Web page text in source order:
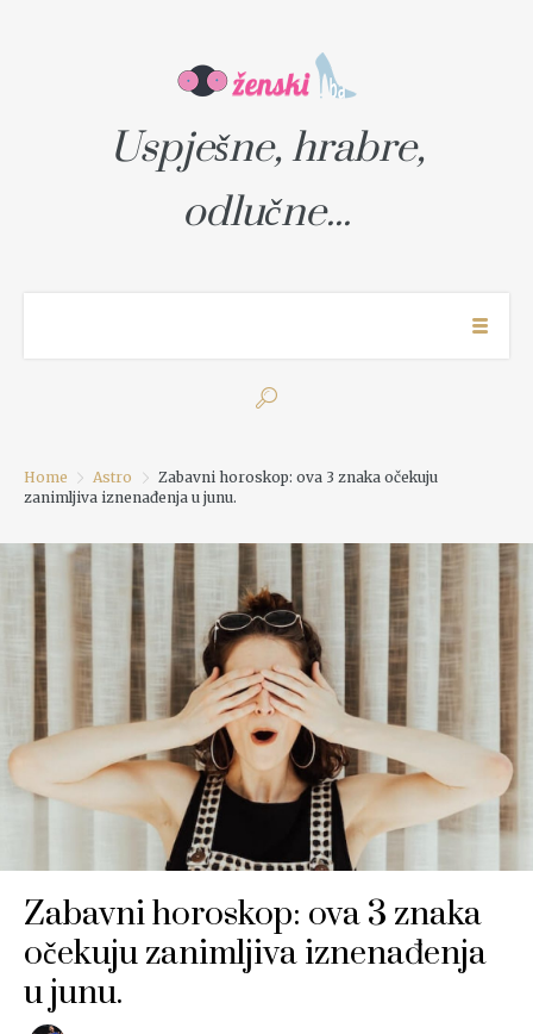
Uspješne, hrabre,
odlučne...
Home Astro
Zabavni horoskop: ova 3 znaka očekuju
zanimljiva iznenađenja u junu.
Zabavni horoskop: ova 3 znaka
očekuju zanimljiva iznenađenja
u junu.